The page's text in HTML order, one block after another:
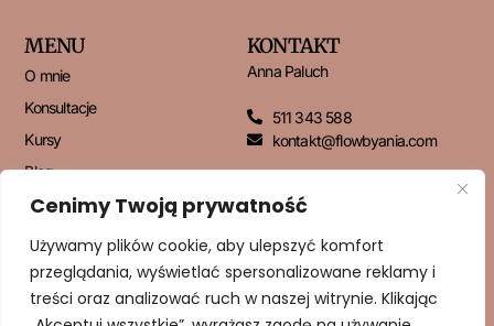
Cenimy Twoją prywatność
Używamy plików cookie, aby ulepszyć komfort
przeglądania, wyświetlać spersonalizowane reklamy i
treści oraz analizować ruch w naszej witrynie. Klikając
MENU
O mnie
Konsultacje
Kursy
Blog
Kontakt
KONTAKT
Anna Paluch
511 343 588
kontakt@flowbyania.com
NEWSLETTER